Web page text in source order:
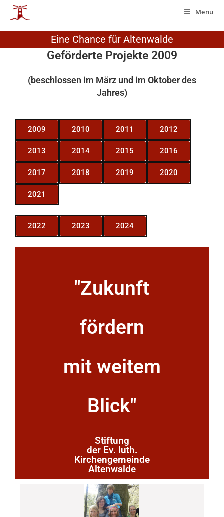
Menü
Eine Chance für Altenwalde
Geförderte Projekte 2009
(beschlossen im März und im Oktober des
Jahres)
2009 2010 2011 2012
2013 2014 2015 2016
2017 2018 2019 2020
2021
2022 2023 2024
"Zukunft
fördern
mit weitem
Blick"
Stiftung
der Ev. luth.
Kirchengemeinde
Altenwalde